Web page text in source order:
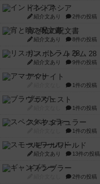
インドネシア
紹介文あり 2件の投稿
宵と暁の呪文書
紹介文あり 8件の投稿
リスボン・トラム 28
紹介文あり 9件の投稿
アマナイト
1件の投稿
ブラヴェスト
1件の投稿
スペクタキュラー
1件の投稿
スモールワールド
紹介文あり 13件の投稿
ギャンブラー
2件の投稿